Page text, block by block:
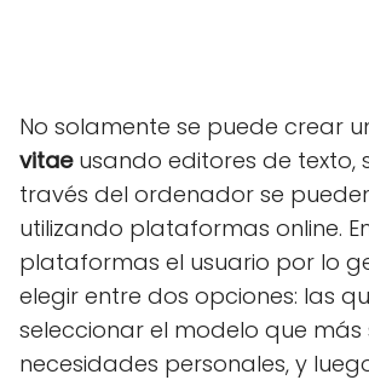
No solamente se puede crear
vitaeusando editores de texto,
través del ordenador se
utilizando plataformas online.
plataformas el usuario por lo
elegir entre dos opciones: las
seleccionar el modelo que más
necesidades personales, y